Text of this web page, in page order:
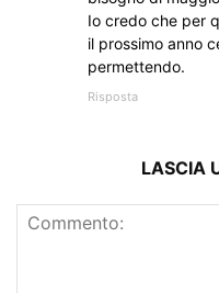
Io credo che per
il prossimo anno
permettendo.
Risposta
LASCIA